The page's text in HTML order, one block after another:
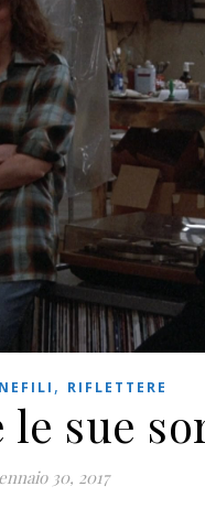
, RIFLETTERE
le sue
30, 2017